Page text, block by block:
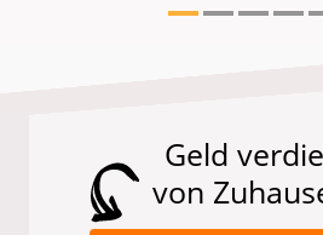
Geld
von